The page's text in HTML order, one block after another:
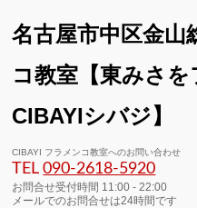
名古屋市中区金
コ教室【東みさ
CIBAYIシバジ】
CIBAYI フラメンコ教室へのお問い合わせ
TEL090-2618‐5920
お問合せ受付時間 11:00 - 22:00
メールでのお問合せは24時間です
01:00